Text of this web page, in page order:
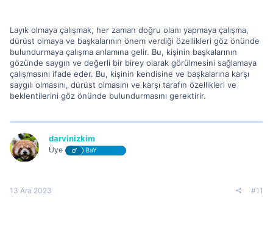
Layık olmaya çalışmak, her zaman doğru olanı yapmaya çalışma,
dürüst olmaya ve başkalarının önem verdiği özellikleri göz önünde
bulundurmaya çalışma anlamına gelir. Bu, kişinin başkalarının
gözünde saygın ve değerli bir birey olarak görülmesini sağlamaya
çalışmasını ifade eder. Bu, kişinin kendisine ve başkalarına karşı
saygılı olmasını, dürüst olmasını ve karşı tarafın özellikleri ve
beklentilerini göz önünde bulundurmasını gerektirir.
darvinizkim
Üye BaY
13 Ara 2023 #11